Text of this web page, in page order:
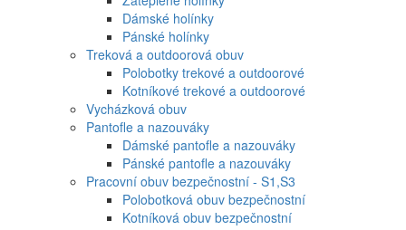
Dámské holínky
Pánské holínky
Treková a outdoorová obuv
Polobotky trekové a outdoorové
Kotníkové trekové a outdoorové
Vycházková obuv
Pantofle a nazouváky
Dámské pantofle a nazouváky
Pánské pantofle a nazouváky
Pracovní obuv bezpečnostní - S1,S3
Polobotková obuv bezpečnostní
Kotníková obuv bezpečnostní